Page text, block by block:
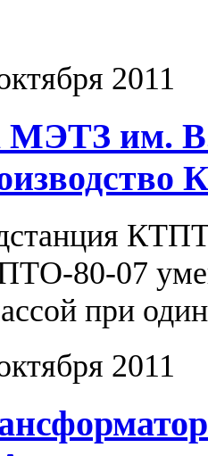
2011
им.
80-07
при
2011